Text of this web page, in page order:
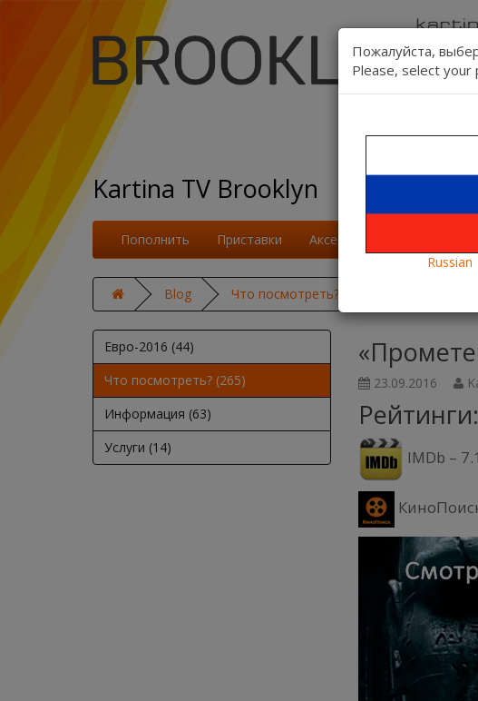
Kartina TV Brooklyn
Пополнить Приставки Аксессуары
Blog Что посмотреть? «Прометей» –
Евро-2016 (44)
Что посмотреть? (265)
Информация (63)
Услуги (14)
23.09.2016
Рейтинги:
IMDb – 7.1
Пожалуйста,
Please, select
Russian